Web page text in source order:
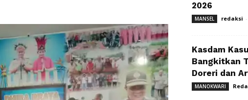
2026
MANSEL redaksi -
Kasdam
Bangkitkan
Doreri dan
MANOKWARI